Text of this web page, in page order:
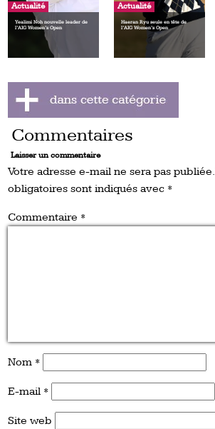
Actualité
Yealimi Noh nouvelle leader de
l’AIG Women’s Open
Actualité
Haeran Ryu seule en tête de
l’AIG Women’s Open
Commentaires
Laisser un commentaire
Votre adresse e-mail ne sera pas publiée.
obligatoires sont indiqués avec *
Commentaire *
Nom *
E-mail *
Site web